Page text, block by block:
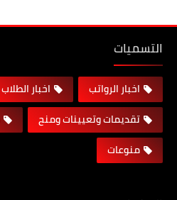
التسميات
اخبار الرواتب اخبار الطلاب
تقديمات وتعيينات ومنح
منوعات